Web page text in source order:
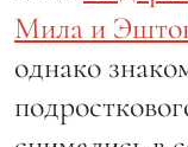
Мила и
однако